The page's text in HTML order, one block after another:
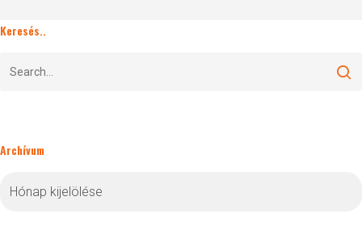
Keresés..
Archívum